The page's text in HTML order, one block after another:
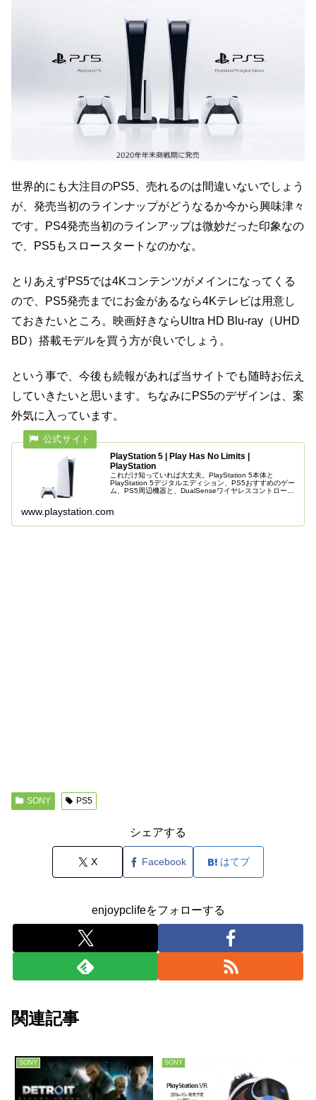
世界的にも大注目のPS5、売れるのは間違いないでしょう
が、発売当初のラインナップがどうなるか今から興味津々
です。PS4発売当初のラインアップは微妙だった印象なの
で、PS5もスロースタートなのかな。
とりあえずPS5では4Kコンテンツがメインになってくる
ので、PS5発売までにお金があるなら4Kテレビは用意し
ておきたいところ。映画好きならUltra HD Blu-ray（UHD
BD）搭載モデルを買う方が良いでしょう。
という事で、今後も続報があれば当サイトでも随時お伝え
していきたいと思います。ちなみにPS5のデザインは、案
外気に入っています。
PlayStation 5 | Play Has No Limits |
PlayStation
これだけ知っていれば大丈夫。PlayStation 5本体と
PlayStation 5デジタルエディション、PS5おすすめのゲー
ム、PS5周辺機器と、DualSenseワイヤレスコントローラ
www.playstation.com
SONY PS5
シェアする
X Facebook はてブ
enjoypclifeをフォローする
関連記事
SONY SONY